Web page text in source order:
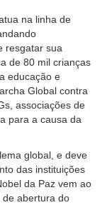
de Tabelas
e Ciência de
na linha de
resgatar sua
de 80 mil crianças
educação e
Global contra
associações de
para a causa da
global, e deve
das instituições
da Paz vem ao
de abertura do